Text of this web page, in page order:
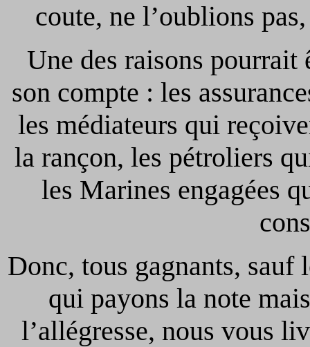
coute, ne l’oublions
Une des raisons
son compte : les
les médiateurs qui
la rançon, les pétroliers
les Marines engagées
Donc, tous gagnants, sauf
qui payons la note
l’allégresse, nous vous